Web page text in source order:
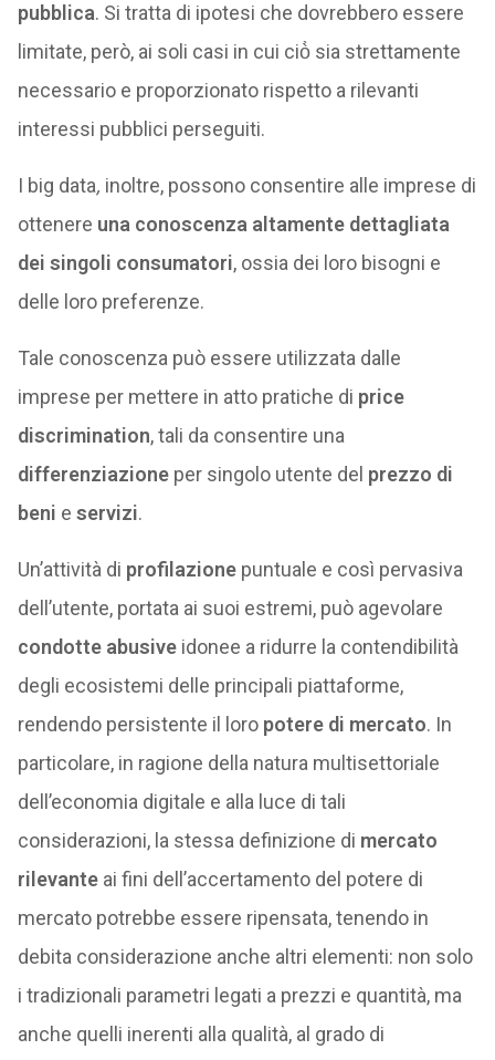
pubblica. Si tratta di ipotesi che dovrebbero essere
limitate, però, ai soli casi in cui ciò̀ sia strettamente
necessario e proporzionato rispetto a rilevanti
interessi pubblici perseguiti.
I big data, inoltre, possono consentire alle imprese di
ottenere una conoscenza altamente dettagliata
dei singoli consumatori, ossia dei loro bisogni e
delle loro preferenze.
Tale conoscenza può essere utilizzata dalle
imprese per mettere in atto pratiche di price
discrimination, tali da consentire una
differenziazione per singolo utente del prezzo di
beni e servizi.
Un’attività di profilazione puntuale e così pervasiva
dell’utente, portata ai suoi estremi, può agevolare
condotte abusive idonee a ridurre la contendibilità
degli ecosistemi delle principali piattaforme,
rendendo persistente il loro potere di mercato. In
particolare, in ragione della natura multisettoriale
dell’economia digitale e alla luce di tali
considerazioni, la stessa definizione di mercato
rilevanteai fini dell’accertamento del potere di
mercato potrebbe essere ripensata, tenendo in
debita considerazione anche altri elementi: non solo
i tradizionali parametri legati a prezzi e quantità, ma
anche quelli inerenti alla qualità, al grado di